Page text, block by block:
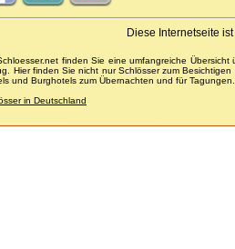
Diese Internetseite
finden Sie eine umfangreiche
Hier finden Sie nicht nur Schlösser zum
und Burghotels zum Übernachten und für Tagungen.
in Deutschland